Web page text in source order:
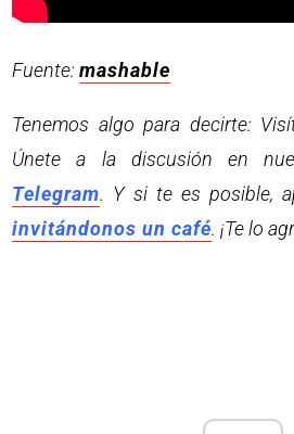
Fuente:mashable
Tenemos algo para decirte:
Únete a la discusión en
Telegram. Y si te es posible,
invitándonos un café. ¡Te lo